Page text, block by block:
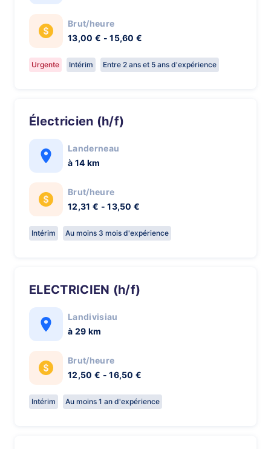
Brut/heure
13,00 € - 15,60 €
Urgente Intérim Entre 2 ans et 5 ans d'expérience
Électricien (h/f)
Landerneau
à 14 km
Brut/heure
12,31 € - 13,50 €
Intérim Au moins 3 mois d'expérience
ELECTRICIEN (h/f)
Landivisiau
à 29 km
Brut/heure
12,50 € - 16,50 €
Intérim Au moins 1 an d'expérience